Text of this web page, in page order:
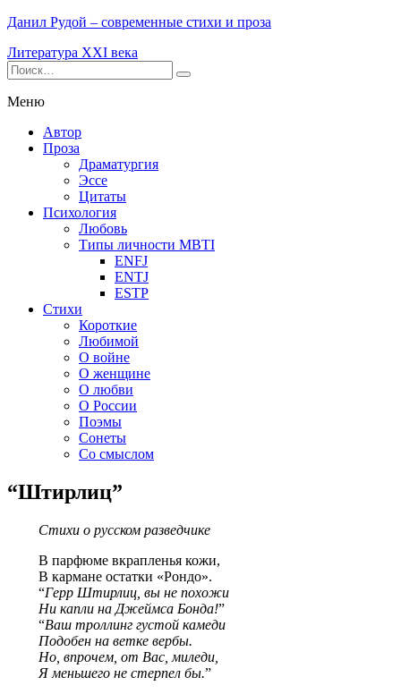
Данил Рудой – современные стихи и проза
Литература XXI века
Меню
Автор
Проза
Драматургия
Эссе
Цитаты
Психология
Любовь
Типы личности MBTI
ENFJ
ENTJ
ESTP
Стихи
Короткие
Любимой
О войне
О женщине
О любви
О России
Поэмы
Сонеты
Со смыслом
“Штирлиц”
Стихи о русском разведчике
В парфюме вкрапленья кожи,
В кармане остатки «‎‎Рондо».
“Герр Штирлиц, вы не похожи
Ни капли на Джеймса Бонда!”
“Ваш троллинг густой камеди
Подобен на ветке вербы.
Но, впрочем, от Вас, миледи,
Я меньшего не стерпел бы.”